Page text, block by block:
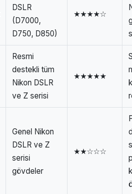
DSLR
(D7000,
D750, D850)
★★★★☆
Resmi
destekli tüm
Nikon DSLR
ve Z serisi
★★★★★
Genel Nikon
DSLR ve Z
serisi
gövdeler
★★☆☆☆